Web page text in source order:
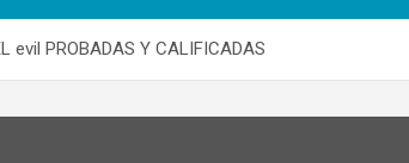
evil PROBADAS Y CALIFICADAS